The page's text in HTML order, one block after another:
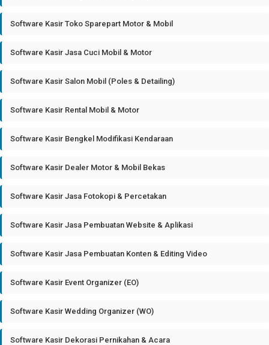
Software Kasir Toko Sparepart Motor & Mobil
Software Kasir Jasa Cuci Mobil & Motor
Software Kasir Salon Mobil (Poles & Detailing)
Software Kasir Rental Mobil & Motor
Software Kasir Bengkel Modifikasi Kendaraan
Software Kasir Dealer Motor & Mobil Bekas
Software Kasir Jasa Fotokopi & Percetakan
Software Kasir Jasa Pembuatan Website & Aplikasi
Software Kasir Jasa Pembuatan Konten & Editing Video
Software Kasir Event Organizer (EO)
Software Kasir Wedding Organizer (WO)
Software Kasir Dekorasi Pernikahan & Acara